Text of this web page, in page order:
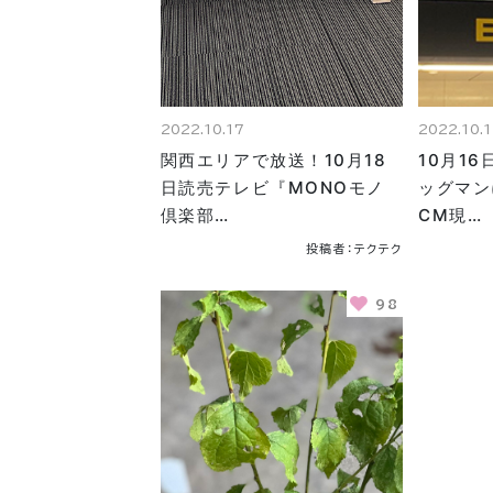
2022.10.17
関西エリアで放送！10月18
日読売テレビ『MONOモノ
倶楽部…
投稿者：テクテク
10月16
ッグマ
CM現…
98